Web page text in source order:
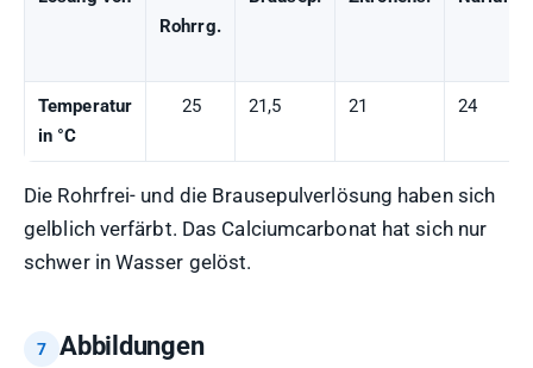
Rohrrg.
Temperatur
in °C
25 21,5 21 24
Die Rohrfrei- und die Brausepulverlösung haben sich
gelblich verfärbt. Das Calciumcarbonat hat sich nur
schwer in Wasser gelöst.
Abbildungen